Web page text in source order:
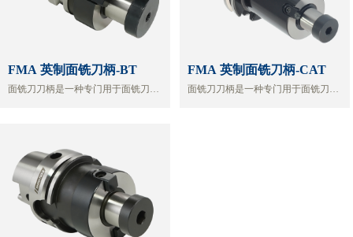
FMA 英制面铣刀柄-BT
面铣刀刀柄是一种专门用于面铣刀的
FMA 英制面铣刀柄-CAT
面铣刀刀柄是一种专门用于面铣刀的